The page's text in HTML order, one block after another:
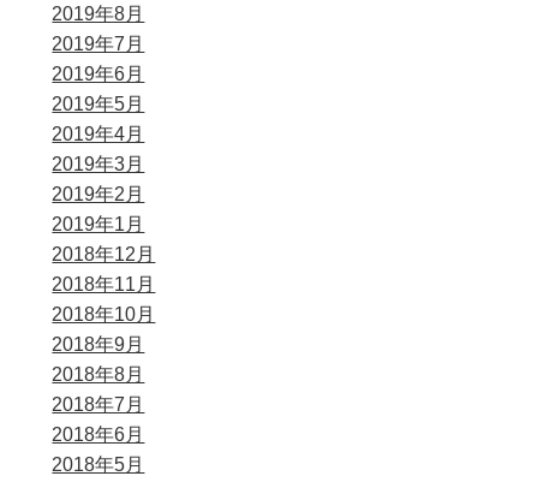
2019年8月
2019年7月
2019年6月
2019年5月
2019年4月
2019年3月
2019年2月
2019年1月
2018年12月
2018年11月
2018年10月
2018年9月
2018年8月
2018年7月
2018年6月
2018年5月